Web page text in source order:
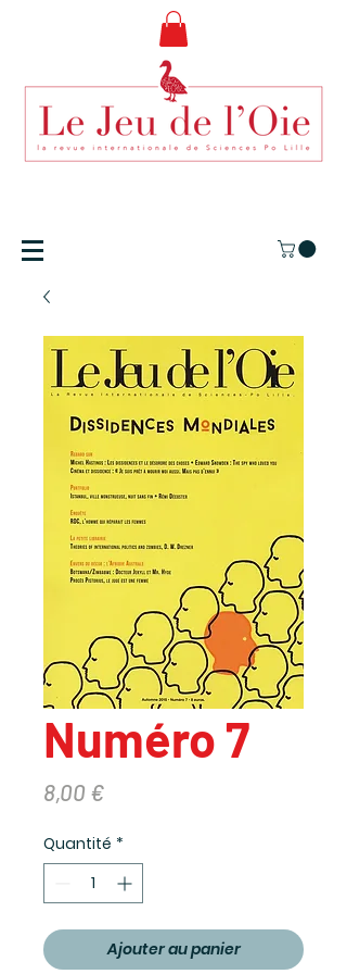
Numéro 7
8,00 €Prix
Quantité *
Ajouter au panier